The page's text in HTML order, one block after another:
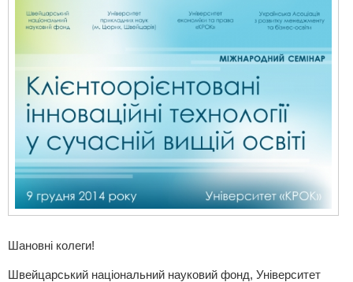
Шановні колеги!
Швейцарський національний науковий фонд, Університет